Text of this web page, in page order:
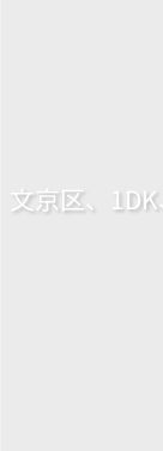
文京区、